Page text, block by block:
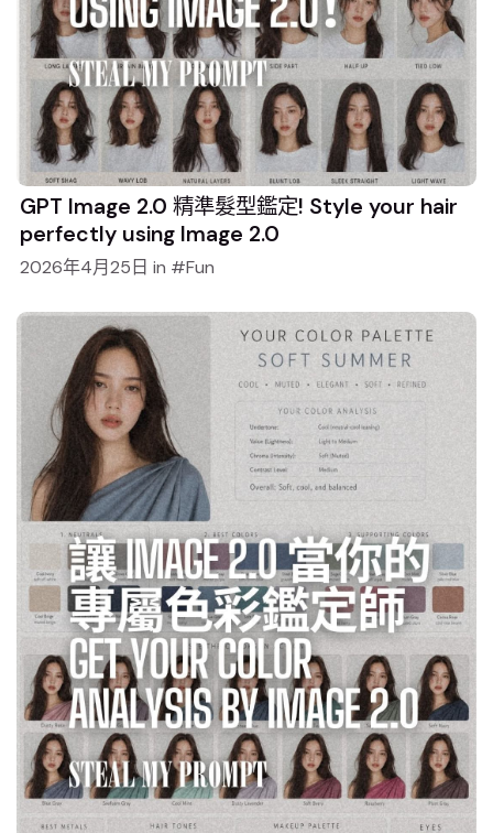
GPT Image 2.0 精準髮型鑑定! Style your hair
perfectly using Image 2.0
2026年4月25日 in Fun